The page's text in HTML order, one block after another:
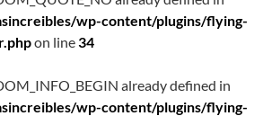
wp-content/plugins/flying-
on line34
already defined in
wp-content/plugins/flying-